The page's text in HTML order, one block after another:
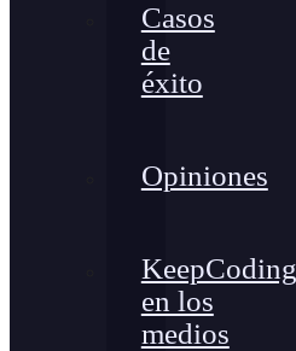
Casos
de
éxito
Opiniones
KeepCoding
en los
medios